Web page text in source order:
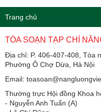
Trang chủ
TÒA SOẠN TẠP CHÍ
Địa chỉ: P. 406-407-408, Tòa
Phường Ô Chợ Dừa, Hà Nội
Email:
Thường trực Hội đồng Khoa
​​​​​​- Nguyễn Anh Tuấn (A)